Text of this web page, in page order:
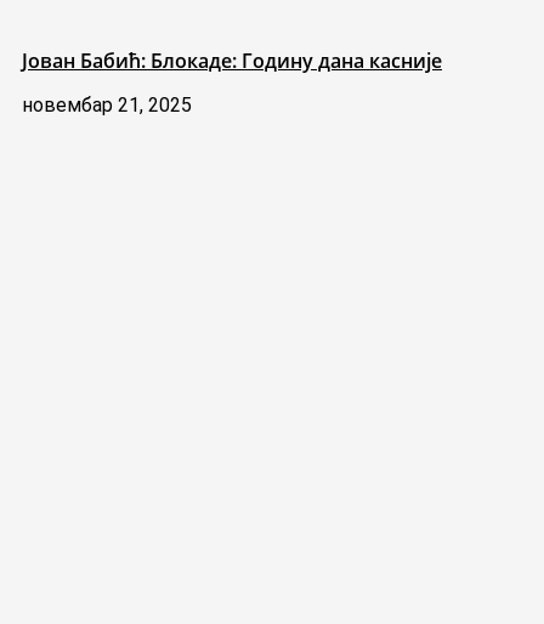
Јован Бабић: Блокаде: Годину дана касније
новембар 21, 2025